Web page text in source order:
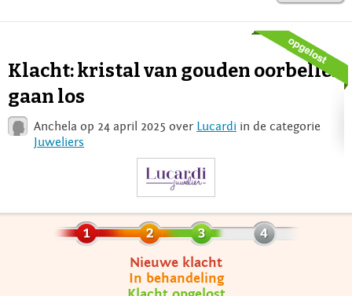
Login
Klacht: kristal van gouden oorbellen
gaan los
Anchela op 24 april 2025 over Lucardi in de categorie
Juweliers
Nieuwe klacht
In behandeling